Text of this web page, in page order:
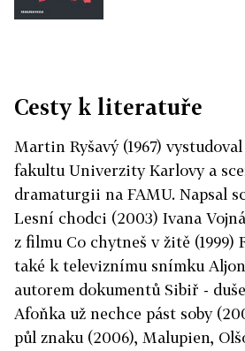
Cesty k literatuře
Martin Ryšavý (1967)
fakultu Univerzity Karlovy a
dramaturgii na FAMU. Napsal
Lesní chodci (2003) Ivana
z filmu Co chytneš v žitě (1999)
také k televiznímu snímku
autorem dokumentů Sibiř -
Afoňka už nechce pást soby
půl znaku (2006), Malupien,